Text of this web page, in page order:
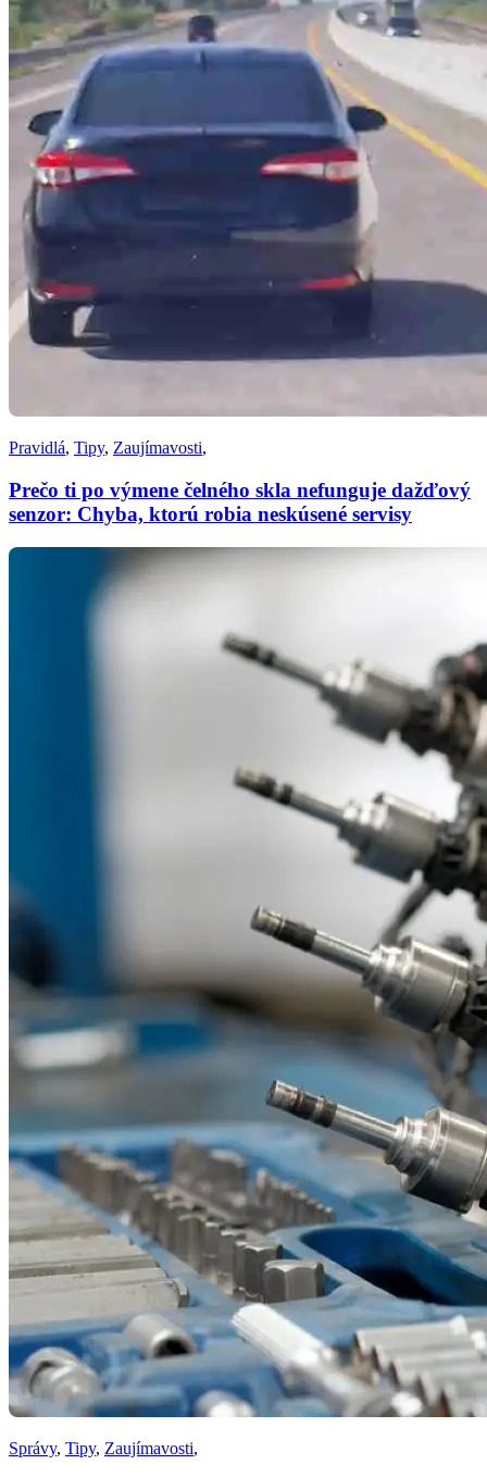
Pravidlá, Tipy, Zaujímavosti,
Prečo ti po výmene čelného skla nefunguje dažďový
senzor: Chyba, ktorú robia neskúsené servisy
Správy, Tipy, Zaujímavosti,